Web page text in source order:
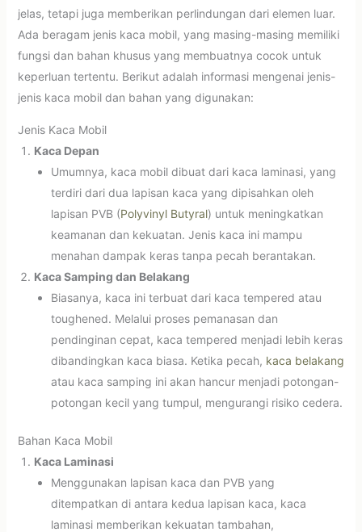
jelas, tetapi juga memberikan perlindungan dari elemen luar.
Ada beragam jenis kaca mobil, yang masing-masing memiliki
fungsi dan bahan khusus yang membuatnya cocok untuk
keperluan tertentu. Berikut adalah informasi mengenai jenis-
jenis kaca mobil dan bahan yang digunakan:
Jenis Kaca Mobil
Kaca Depan
Umumnya, kaca mobil dibuat dari kaca laminasi, yang
terdiri dari dua lapisan kaca yang dipisahkan oleh
lapisan PVB (Polyvinyl Butyral) untuk meningkatkan
keamanan dan kekuatan. Jenis kaca ini mampu
menahan dampak keras tanpa pecah berantakan.
Kaca Samping dan Belakang
Biasanya, kaca ini terbuat dari kaca tempered atau
toughened. Melalui proses pemanasan dan
pendinginan cepat, kaca tempered menjadi lebih keras
dibandingkan kaca biasa. Ketika pecah, kaca belakang
atau kaca samping ini akan hancur menjadi potongan-
potongan kecil yang tumpul, mengurangi risiko cedera.
Bahan Kaca Mobil
Kaca Laminasi
Menggunakan lapisan kaca dan PVB yang
ditempatkan di antara kedua lapisan kaca, kaca
laminasi memberikan kekuatan tambahan,